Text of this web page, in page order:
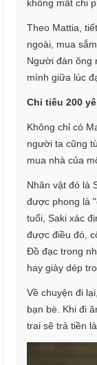
không mất chi
Theo Mattia,
ngoài, mua
Người đàn ông
mình giữa lúc
Chỉ tiêu 200
Không chỉ có
người ta cũng
mua nhà của
Nhân vật đó là
được phong là
tuổi, Saki xác
được điều đó,
Đồ đạc trong
hay giày dép
Về chuyện đi
bạn bè. Khi đi
trai sẽ trả tiền